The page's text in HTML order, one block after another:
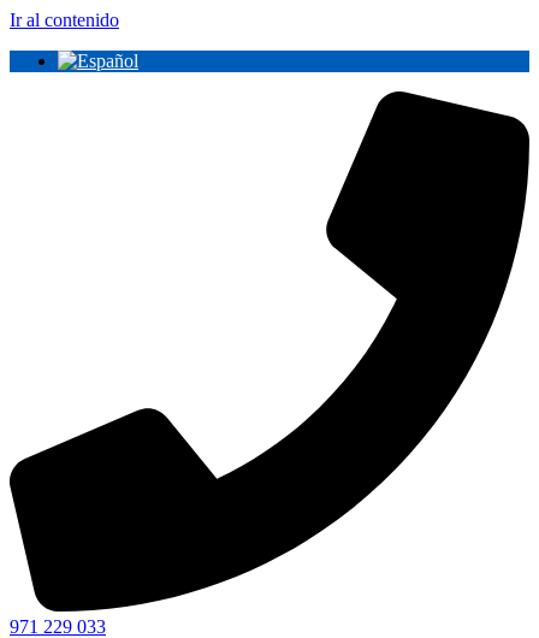
Ir al contenido
971 229 033